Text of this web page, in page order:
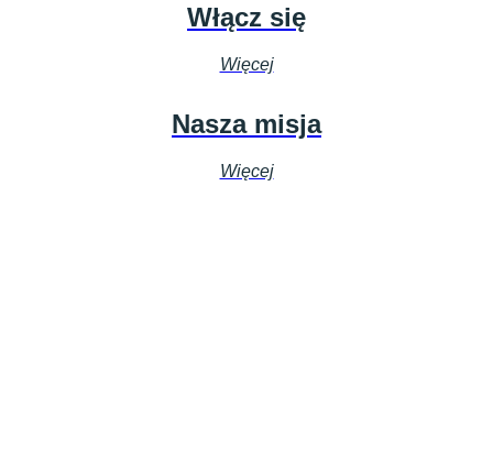
Włącz się
Więcej
Nasza misja
Więcej